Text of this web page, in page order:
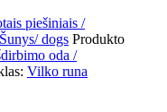
piešiniais /
Šunys/ dogs Produkto
oda /
Vilko runa